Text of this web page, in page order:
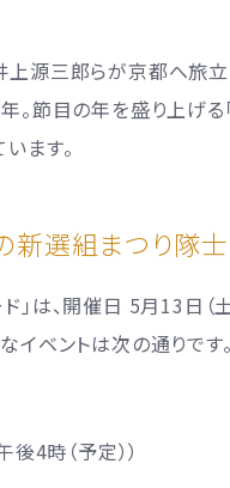
源三郎らが京都へ旅立
節目の年を盛り上げる
ます。
新選組まつり隊
」は、開催日 5月13日（
イベントは次の通りです。
4時（予定））